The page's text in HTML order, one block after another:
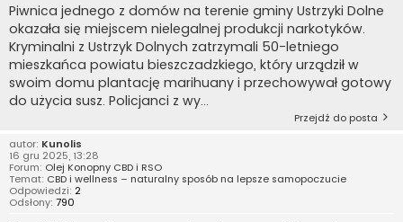
Piwnica jednego z domów na terenie gminy Ustrzyki Dolne
okazała się miejscem nielegalnej produkcji narkotyków.
Kryminalni z Ustrzyk Dolnych zatrzymali 50-letniego
mieszkańca powiatu bieszczadzkiego, który urządził w
swoim domu plantację marihuany i przechowywał gotowy
do użycia susz. Policjanci z wy...
Przejdź do posta
autor: Kunolis
16 gru 2025, 13:28
Forum: Olej Konopny CBD i RSO
Temat: CBD i wellness – naturalny sposób na lepsze samopoczucie
Odpowiedzi: 2
Odsłony: 790